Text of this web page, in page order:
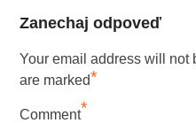
Zanechaj odpoveď
Your email address will not
are marked*
Comment*